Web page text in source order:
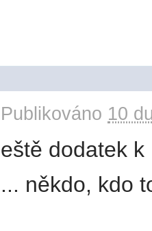
Publikováno 10
eště dodatek
... někdo, kdo